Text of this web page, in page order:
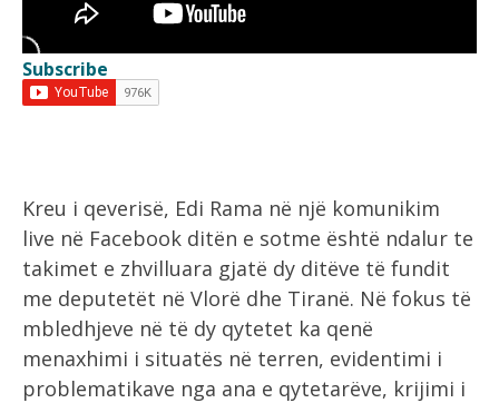
Subscribe
Kreu i qeverisë, Edi Rama në një komunikim
live në Facebook ditën e sotme është ndalur te
takimet e zhvilluara gjatë dy ditëve të fundit
me deputetët në Vlorë dhe Tiranë. Në fokus të
mbledhjeve në të dy qytetet ka qenë
menaxhimi i situatës në terren, evidentimi i
problematikave nga ana e qytetarëve, krijimi i